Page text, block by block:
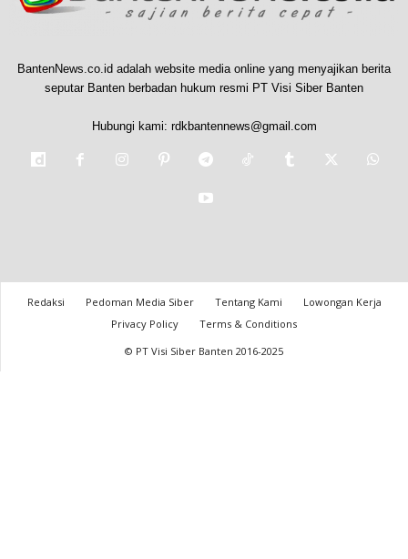
BantenNews.co.id adalah website media online yang menyajikan berita
seputar Banten berbadan hukum resmi PT Visi Siber Banten
Hubungi kami: rdkbantennews@gmail.com
Redaksi Pedoman Media Siber Tentang Kami
Lowongan Kerja
Privacy Policy
Terms & Conditions
© PT Visi Siber Banten 2016-2025